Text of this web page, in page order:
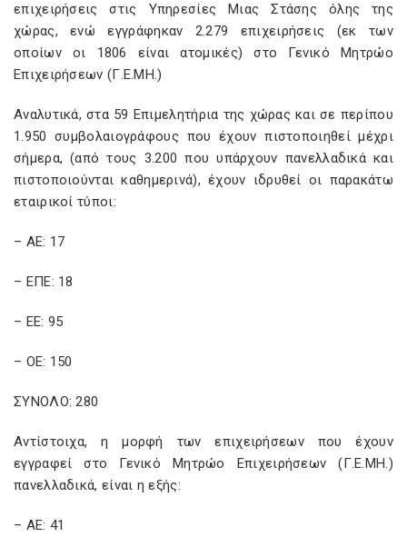
επιχειρήσεις στις Υπηρεσίες Μιας Στάσης όλης της
χώρας, ενώ εγγράφηκαν 2.279 επιχειρήσεις (εκ των
οποίων οι 1806 είναι ατομικές) στο Γενικό Μητρώο
Επιχειρήσεων (Γ.Ε.ΜΗ.)
Αναλυτικά, στα 59 Επιμελητήρια της χώρας και σε περίπου
1.950 συμβολαιογράφους που έχουν πιστοποιηθεί μέχρι
σήμερα, (από τους 3.200 που υπάρχουν πανελλαδικά και
πιστοποιούνται καθημερινά), έχουν ιδρυθεί οι παρακάτω
εταιρικοί τύποι:
– ΑΕ: 17
– ΕΠΕ: 18
– ΕΕ: 95
– ΟΕ: 150
ΣΥΝΟΛΟ: 280
Αντίστοιχα, η μορφή των επιχειρήσεων που έχουν
εγγραφεί στο Γενικό Μητρώο Επιχειρήσεων (Γ.Ε.ΜΗ.)
πανελλαδικά, είναι η εξής:
– ΑΕ: 41